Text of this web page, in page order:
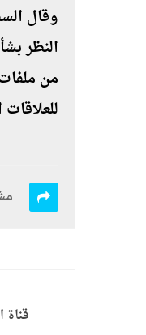
وقال
النظر
من